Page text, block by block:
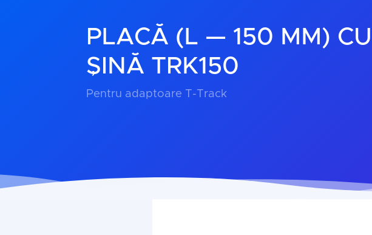
PLACĂ (L — 150 MM) CU
ȘINĂ TRK150
Pentru adaptoare T-Track